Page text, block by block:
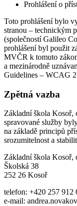
Prohlášení o
Toto prohlášení bylo
stranou – technickým
(společností Galileo
prohlášení byl použit
MVČR k tomuto
a mezinárodně
Guidelines – WCAG
Zpětná vazba
Základní škola Kosoř,
spravované služby
na základě principů
srozumitelnost a
Základní škola Kosoř,
Školská 38
252 26 Kosoř
telefon: +420 257 912
e-mail: